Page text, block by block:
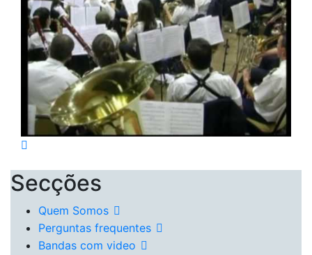
Secções
Quem Somos
Perguntas frequentes
Bandas com video